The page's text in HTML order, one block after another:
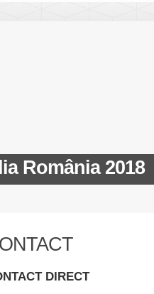
România 2018
DIRECT